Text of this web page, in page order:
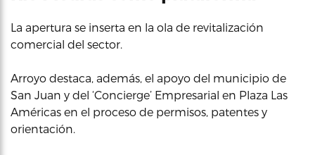
La apertura se inserta en la ola de revitalización
comercial del sector.
Arroyo destaca, además, el apoyo del municipio de
San Juan y del ‘Concierge’ Empresarial en Plaza Las
Américas en el proceso de permisos, patentes y
orientación.